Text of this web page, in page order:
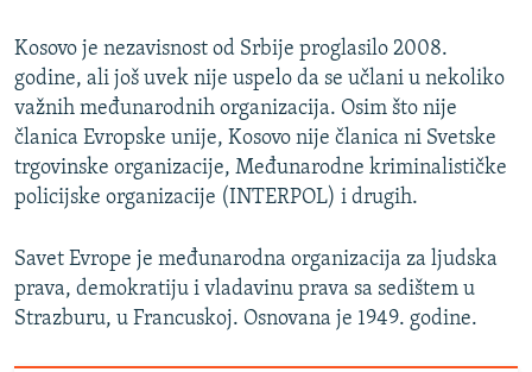
Kosovo je nezavisnost od Srbije proglasilo 2008.
godine, ali još uvek nije uspelo da se učlani u nekoliko
važnih međunarodnih organizacija. Osim što nije
članica Evropske unije, Kosovo nije članica ni Svetske
trgovinske organizacije, Međunarodne kriminalističke
policijske organizacije (INTERPOL) i drugih.
Savet Evrope je međunarodna organizacija za ljudska
prava, demokratiju i vladavinu prava sa sedištem u
Strazburu, u Francuskoj. Osnovana je 1949. godine.